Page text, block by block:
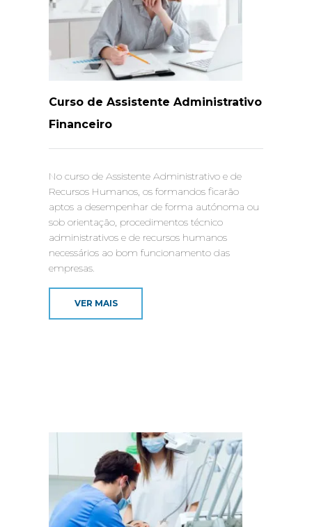
Curso de Assistente Administrativo
Financeiro
No curso de Assistente Administrativo e de
Recursos Humanos, os formandos ficarão
aptos a desempenhar de forma autónoma ou
sob orientação, procedimentos técnico
administrativos e de recursos humanos
necessários ao bom funcionamento das
empresas.
VER MAIS